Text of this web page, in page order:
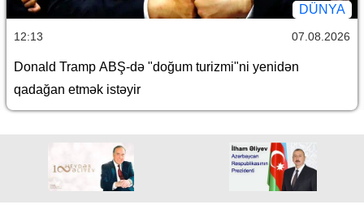
DÜNYA
12:13 07.08.2026
Donald Tramp ABŞ-də "doğum turizmi"ni yenidən
qadağan etmək istəyir